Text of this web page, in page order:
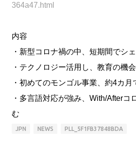
364a47.html
内容
・新型コロナ禍の中、短期間でシ
・テクノロジー活用し、教育の機
・初めてのモンゴル事業、約4カ
・多言語対応が強み、With/Afterコ
む
JPN NEWS PLL_5F1FB37848BDA